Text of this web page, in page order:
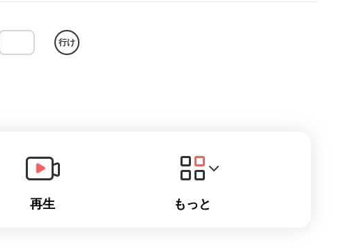
行け
再生 もっと